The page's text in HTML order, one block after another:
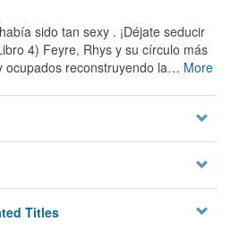
sido tan sexy . ¡Déjate seducir
4) Feyre, Rhys y su círculo más
reconstruyendo la… More
Titles